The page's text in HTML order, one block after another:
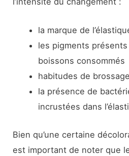
la marque de
les pigments
boissons consommés
habitudes de brossage
la présence de
incrustées dans
Bien qu’une certaine
est important de noter que